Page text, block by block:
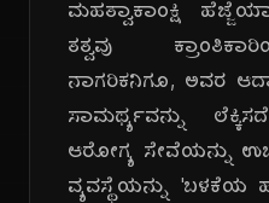
ಮಹತ್ವಾಕಾಂಕ್ಷಿ
ತತ್ವವು
ನಾಗರಿಕನಿಗೂ, ಅವರ
ಸಾಮರ್ಥ್ಯವನ್ನು
ಆರೋಗ್ಯ ಸೇವೆಯನ್ನು
ವ್ಯವಸ್ಥೆಯನ್ನು 'ಬಳಕೆಯ